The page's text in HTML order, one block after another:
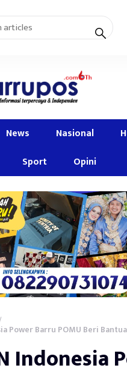
News Nasional
Sport Opini
Power Barru POMU Beri
Indonesia